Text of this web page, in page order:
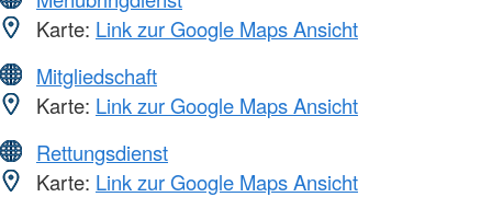
Karte: Link zur Google Maps Ansicht
Mitgliedschaft
Karte: Link zur Google Maps Ansicht
Rettungsdienst
Karte: Link zur Google Maps Ansicht